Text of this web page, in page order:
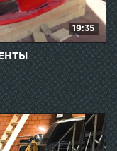
19:35